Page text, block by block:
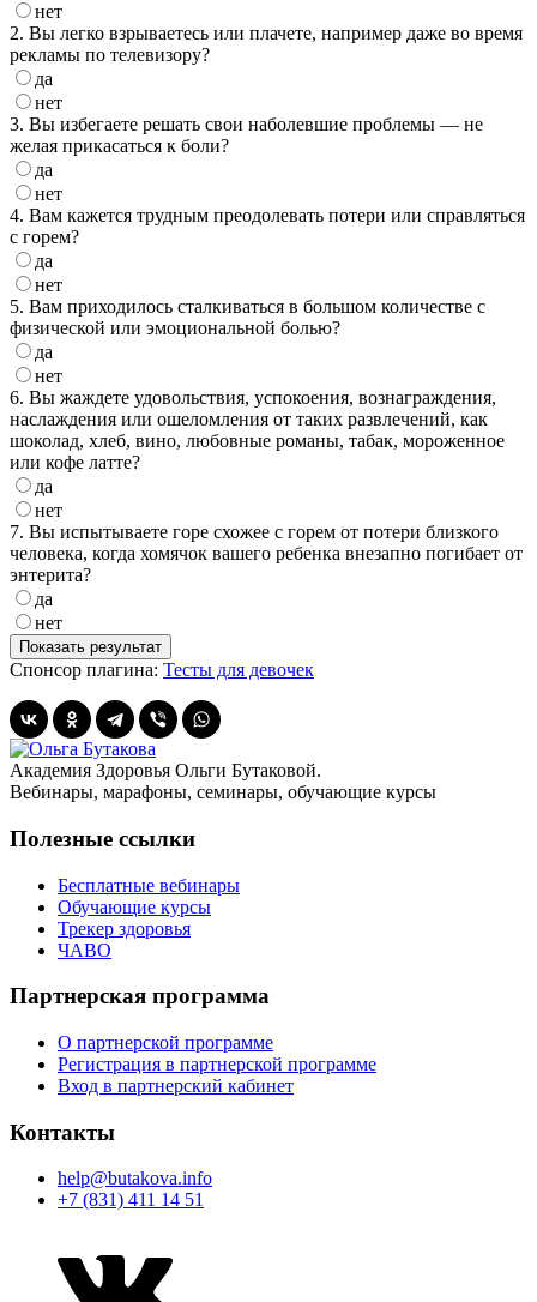
нет
2. Вы легко взрываетесь или плачете, например даже во время
рекламы по телевизору?
да
нет
3. Вы избегаете решать свои наболевшие проблемы — не
желая прикасаться к боли?
да
нет
4. Вам кажется трудным преодолевать потери или справляться
с горем?
да
нет
5. Вам приходилось сталкиваться в большом количестве с
физической или эмоциональной болью?
да
нет
6. Вы жаждете удовольствия, успокоения, вознаграждения,
наслаждения или ошеломления от таких развлечений, как
шоколад, хлеб, вино, любовные романы, табак, мороженное
или кофе латте?
да
нет
7. Вы испытываете горе схожее с горем от потери близкого
человека, когда хомячок вашего ребенка внезапно погибает от
энтерита?
да
нет
Спонсор плагина: Тесты для девочек
Академия Здоровья Ольги Бутаковой.
Вебинары, марафоны, семинары, обучающие курсы
Полезные ссылки
Бесплатные вебинары
Обучающие курсы
Трекер здоровья
ЧАВО
Партнерская программа
О партнерской программе
Регистрация в партнерской программе
Вход в партнерский кабинет
Контакты
help@butakova.info
+7 (831) 411 14 51